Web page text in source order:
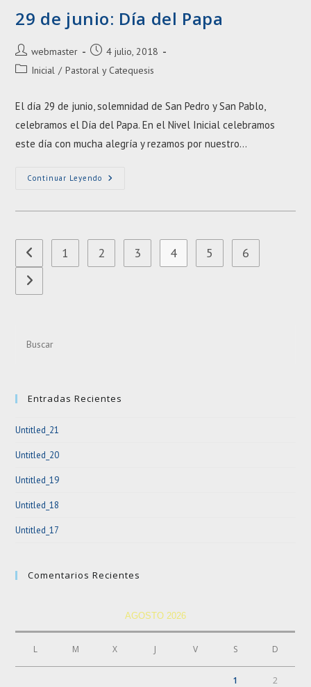
29 de junio: Día del Papa
Autor
de
webmaster
Entrada
publicada:
4 julio, 2018
Categoría
entrada:
Inicial / Pastoral y Catequesis
El día 29 de junio, solemnidad de San Pedro y San Pablo,
celebramos el Día del Papa. En el Nivel Inicial celebramos
este día con mucha alegría y rezamos por nuestro…
Continuar Leyendo 29
Día
Ir a la página anterior
1 2 3 4 5 6
Ir a la página siguiente
Entradas Recientes
Untitled_21
Untitled_20
Untitled_19
Untitled_18
Untitled_17
Comentarios Recientes
AGOSTO 2026
L M X J V S D
1 2